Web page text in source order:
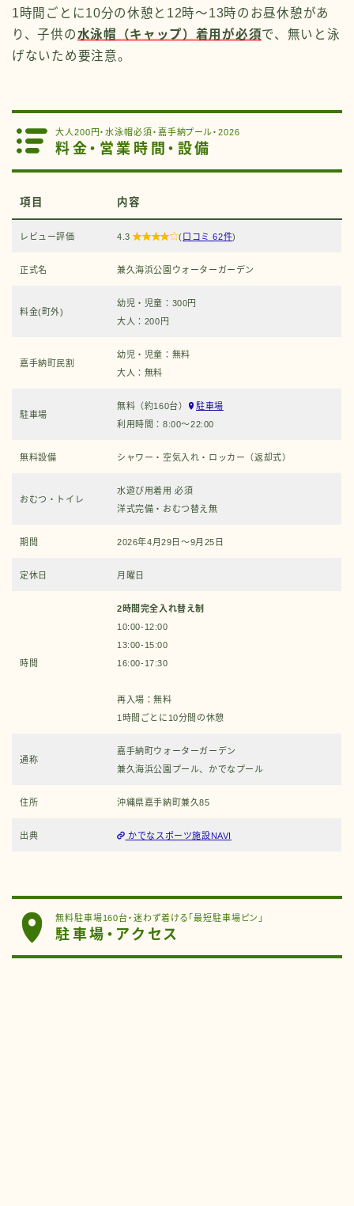
1時間ごとに10分の休憩と12時〜13時のお昼休憩があ
り、子供の水泳帽（キャップ）着用が必須で、無いと泳
げないため要注意。
大人200円・水泳帽必須・嘉手納プール・2026
料金・営業時間・設備
項目 内容
レビュー評価 4.3( 口コミ 62件)
正式名 兼久海浜公園ウォーターガーデン
料金(町外)
幼児・児童：300円
大人：200円
嘉手納町民割
幼児・児童：無料
大人：無料
駐車場
無料（約160台）
駐車場
利用時間：8:00～22:00
無料設備 シャワー・空気入れ・ロッカー（返却式）
おむつ・トイレ
水遊び用着用 必須
洋式完備・おむつ替え無
期間 2026年4月29日～9月25日
定休日 月曜日
時間
2時間完全入れ替え制
10:00-12:00
13:00-15:00
16:00-17:30
再入場：無料
1時間ごとに10分間の休憩
通称
嘉手納町ウォーターガーデン
兼久海浜公園プール、かでなプール
住所 沖縄県嘉手納町兼久85
出典 かでなスポーツ施設NAVI
無料駐車場160台・迷わず着ける「最短駐車場ピン」
駐車場・アクセス